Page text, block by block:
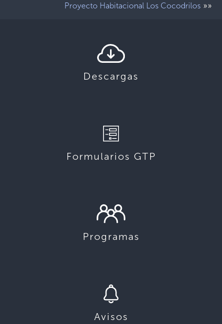
Proyecto Habitacional Los Cocodrilos »»
Descargas
Formularios GTP
Programas
Avisos